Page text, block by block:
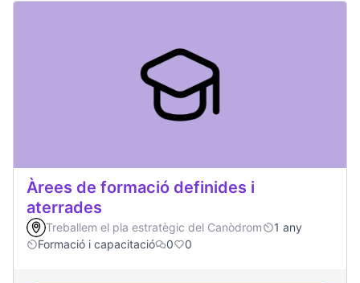
Àrees de formació definides i
aterrades
Treballem el pla estratègic del Canòdrom
1 any
Formació i capacitació
0 0